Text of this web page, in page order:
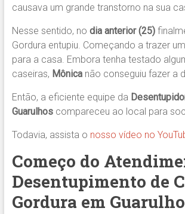
causava um grande transtorno na sua
Nesse sentido, no dia anterior (25)
Gordura entupiu. Começando a trazer
para a casa. Embora tenha testado
caseiras, Mônicanão conseguiu fazer a
Então, a eficiente equipe da
Guarulhoscompareceu ao local para
Todavia, assista o nosso vídeo no
Começo do
Desentupimento de
Gordura em